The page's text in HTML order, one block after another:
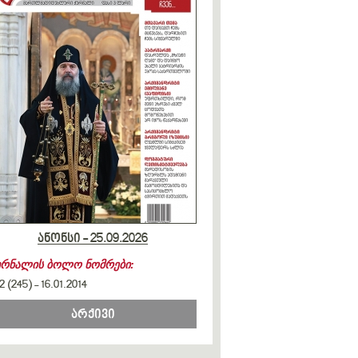
ანონსი - 25.09.2026
ბოლო ნომრები:
(245)-16.01.2014
არქივი